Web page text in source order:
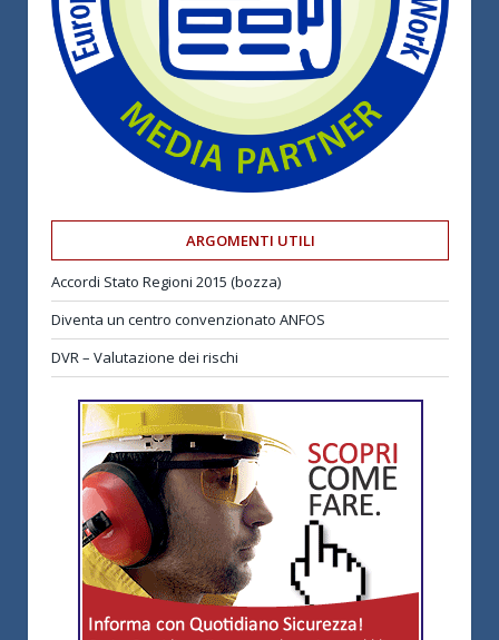
ARGOMENTI UTILI
Accordi Stato Regioni 2015 (bozza)
Diventa un centro convenzionato ANFOS
DVR – Valutazione dei rischi